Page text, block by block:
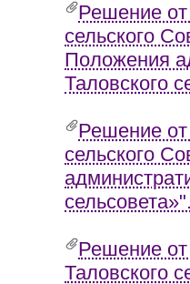
Решение
сельского
Положения
Таловского
Решение
сельского
Решение
Таловского